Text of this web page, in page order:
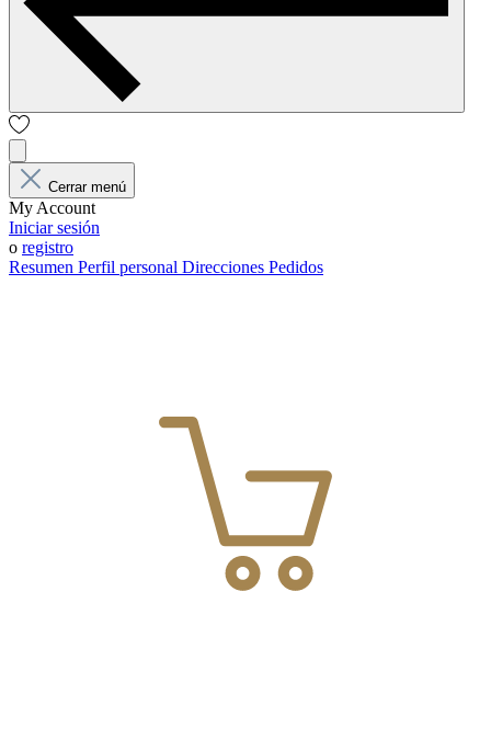
Cerrar menú
My Account
Iniciar sesión
o registro
Resumen Perfil personal Direcciones Pedidos